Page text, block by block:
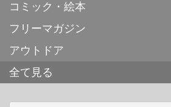
コミック・絵本
フリーマガジン
アウトドア
全て見る